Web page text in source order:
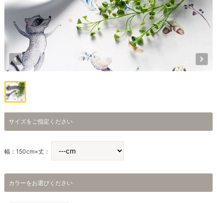
サイズをご指定ください
幅：150cm×丈：
カラーをお選びください